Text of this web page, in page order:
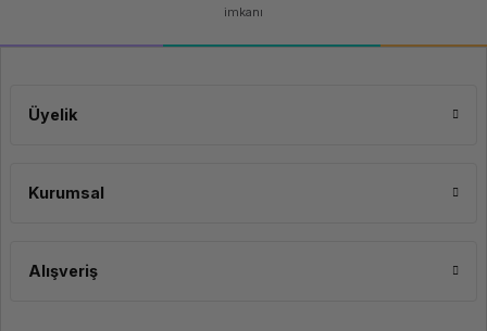
imkanı
Üyelik
Kurumsal
Alışveriş